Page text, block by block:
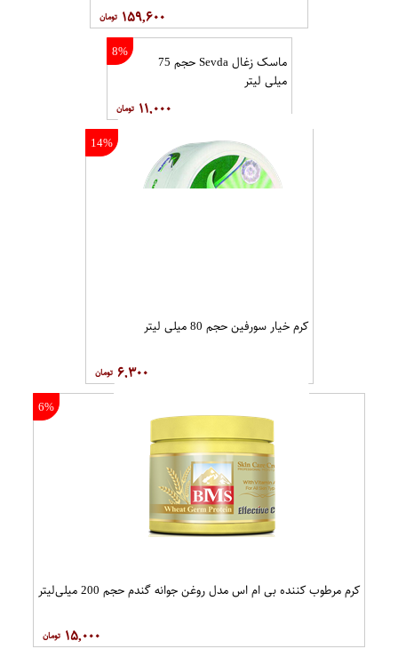
۱۵۹,۶۰۰
8%
ماسک زغال Sevda حجم 75
میلی لیتر
۱۱,۰۰۰
14%
کرم خیار سورفین حجم 80 میلی لیتر
۶,۳۰۰
6%
کرم مرطوب کننده بی ام اس مدل روغن جوانه گندم حجم 200 میلی‌لیتر
۱۵,۰۰۰